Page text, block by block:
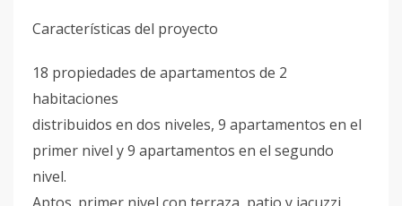
Características del proyecto
18 propiedades de apartamentos de 2
habitaciones
distribuidos en dos niveles, 9 apartamentos en el
primer nivel y 9 apartamentos en el segundo
nivel.